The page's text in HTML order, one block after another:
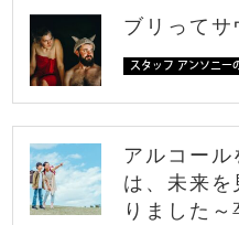
ブリってサ
スタッフ アンソニー
アルコール
は、未来を
りました